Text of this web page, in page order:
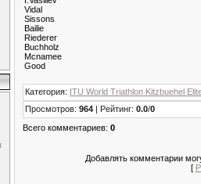
Vidal
Sissons
Bailie
Riederer
Buchholz
Mcnamee
Good
Категория: ITU World Triathlon Kitzbuehel
Просмотров: 964 | Рейтинг: 0.0/0
Всего комментариев: 0
Добавлять комментарии
[